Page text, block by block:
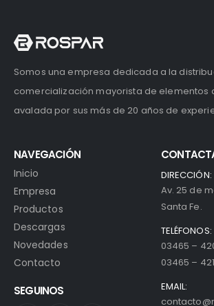
Somos una empresa dedicada a la
comercialización mayorista de elementos
avalada por sus más de 20 años de
NAVEGACIÓN
Inicio
Empresa
Productos
Descargas
Novedades
Contacto
SEGUINOS
DIRECCIÓN:
Av. 25 de
Santa Fe.
TELÉFONOS:
03465 –
03465 –
EMAIL: